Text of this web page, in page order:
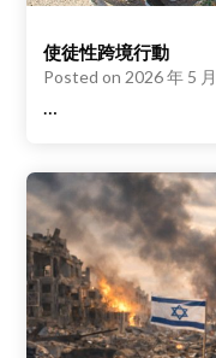
使徒性跨境行動
Posted on 2026 年 5
…